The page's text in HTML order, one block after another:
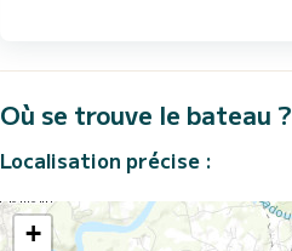
Où se trouve le bateau ?
Localisation précise :
+